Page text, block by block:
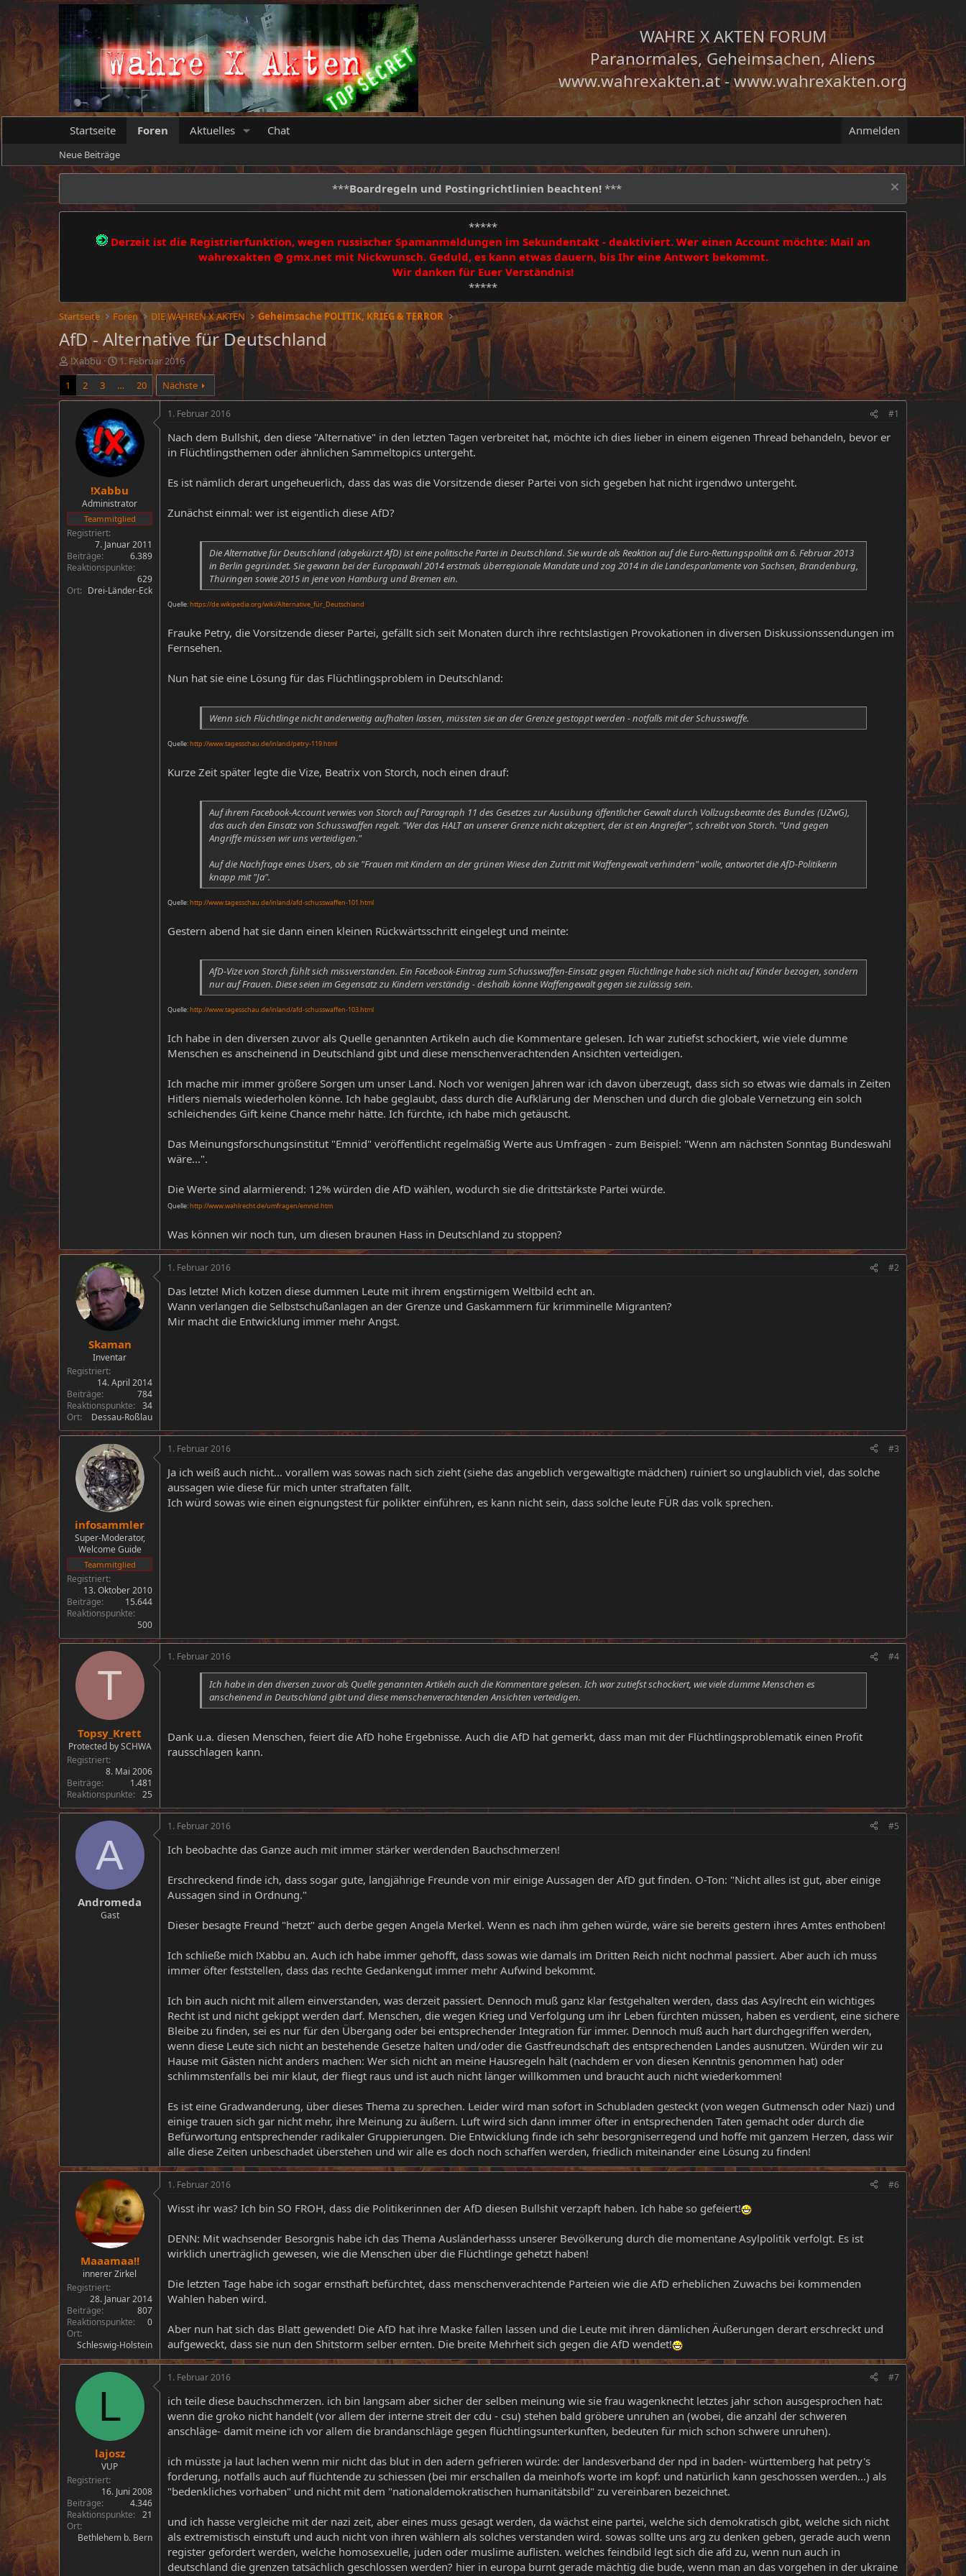
WAHRE X AKTEN FORUM
Paranormales, Geheimsachen, Aliens
www.wahrexakten.at-www.wahrexakten.org
Startseite Foren Aktuelles Chat Anmelden
Neue Beiträge
***Boardregeln und Postingrichtlinien beachten! ***
*****
Derzeit ist die Registrierfunktion, wegen russischer Spamanmeldungen im Sekundentakt - deaktiviert. Wer einen Account möchte: Mail an
wahrexakten @ gmx.net mit Nickwunsch. Geduld, es kann etwas dauern, bis Ihr eine Antwort bekommt.
Wir danken für Euer Verständnis!
*****
Startseite Foren DIE WAHREN X AKTEN Geheimsache POLITIK, KRIEG & TERROR
AfD - Alternative für Deutschland
E
r
t
!Xabbu
E
r
s
t
e
l
l
t
a
m
1. Februar 2016
1
2 3 … 20 Nächste
!Xabbu
Administrator
Teammitglied
Registriert
7. Januar 2011
Beiträge
6.389
Reaktionspunkte
629
Ort
Drei-Länder-Eck
1. Februar 2016 #1
Nach dem Bullshit, den diese "Alternative" in den letzten Tagen verbreitet hat, möchte ich dies lieber in einem eigenen Thread behandeln, bevor er
in Flüchtlingsthemen oder ähnlichen Sammeltopics untergeht.
Es ist nämlich derart ungeheuerlich, dass das was die Vorsitzende dieser Partei von sich gegeben hat nicht irgendwo untergeht.
Zunächst einmal: wer ist eigentlich diese AfD?
Die Alternative für Deutschland (abgekürzt AfD) ist eine politische Partei in Deutschland. Sie wurde als Reaktion auf die Euro-Rettungspolitik am 6. Februar 2013
in Berlin gegründet. Sie gewann bei der Europawahl 2014 erstmals überregionale Mandate und zog 2014 in die Landesparlamente von Sachsen, Brandenburg,
Thüringen sowie 2015 in jene von Hamburg und Bremen ein.
Quelle:https://de.wikipedia.org/wiki/Alternative_für_Deutschland
Frauke Petry, die Vorsitzende dieser Partei, gefällt sich seit Monaten durch ihre rechtslastigen Provokationen in diversen Diskussionssendungen im
Fernsehen.
Nun hat sie eine Lösung für das Flüchtlingsproblem in Deutschland:
Wenn sich Flüchtlinge nicht anderweitig aufhalten lassen, müssten sie an der Grenze gestoppt werden - notfalls mit der Schusswaffe.
Quelle:http://www.tagesschau.de/inland/petry-119.html
Kurze Zeit später legte die Vize, Beatrix von Storch, noch einen drauf:
Auf ihrem Facebook-Account verwies von Storch auf Paragraph 11 des Gesetzes zur Ausübung öffentlicher Gewalt durch Vollzugsbeamte des Bundes (UZwG),
das auch den Einsatz von Schusswaffen regelt. "Wer das HALT an unserer Grenze nicht akzeptiert, der ist ein Angreifer", schreibt von Storch. "Und gegen
Angriffe müssen wir uns verteidigen."
Auf die Nachfrage eines Users, ob sie "Frauen mit Kindern an der grünen Wiese den Zutritt mit Waffengewalt verhindern" wolle, antwortet die AfD-Politikerin
knapp mit "Ja".
Quelle:http://www.tagesschau.de/inland/afd-schusswaffen-101.html
Gestern abend hat sie dann einen kleinen Rückwärtsschritt eingelegt und meinte:
AfD-Vize von Storch fühlt sich missverstanden. Ein Facebook-Eintrag zum Schusswaffen-Einsatz gegen Flüchtlinge habe sich nicht auf Kinder bezogen, sondern
nur auf Frauen. Diese seien im Gegensatz zu Kindern verständig - deshalb könne Waffengewalt gegen sie zulässig sein.
Quelle:http://www.tagesschau.de/inland/afd-schusswaffen-103.html
Ich habe in den diversen zuvor als Quelle genannten Artikeln auch die Kommentare gelesen. Ich war zutiefst schockiert, wie viele dumme
Menschen es anscheinend in Deutschland gibt und diese menschenverachtenden Ansichten verteidigen.
Ich mache mir immer größere Sorgen um unser Land. Noch vor wenigen Jahren war ich davon überzeugt, dass sich so etwas wie damals in Zeiten
Hitlers niemals wiederholen könne. Ich habe geglaubt, dass durch die Aufklärung der Menschen und durch die globale Vernetzung ein solch
schleichendes Gift keine Chance mehr hätte. Ich fürchte, ich habe mich getäuscht.
Das Meinungsforschungsinstitut "Emnid" veröffentlicht regelmäßig Werte aus Umfragen - zum Beispiel: "Wenn am nächsten Sonntag Bundeswahl
wäre...".
Die Werte sind alarmierend: 12% würden die AfD wählen, wodurch sie die drittstärkste Partei würde.
Quelle:http://www.wahlrecht.de/umfragen/emnid.htm
Was können wir noch tun, um diesen braunen Hass in Deutschland zu stoppen?
Skaman
Inventar
Registriert
14. April 2014
Beiträge
784
Reaktionspunkte
34
Ort
Dessau-Roßlau
1. Februar 2016 #2
Das letzte! Mich kotzen diese dummen Leute mit ihrem engstirnigem Weltbild echt an.
Wann verlangen die Selbstschußanlagen an der Grenze und Gaskammern für krimminelle Migranten?
Mir macht die Entwicklung immer mehr Angst.
infosammler
Super-Moderator,
Welcome Guide
Teammitglied
Registriert
13. Oktober 2010
Beiträge
15.644
Reaktionspunkte
500
1. Februar 2016 #3
Ja ich weiß auch nicht... vorallem was sowas nach sich zieht (siehe das angeblich vergewaltigte mädchen) ruiniert so unglaublich viel, das solche
aussagen wie diese für mich unter straftaten fällt.
Ich würd sowas wie einen eignungstest für polikter einführen, es kann nicht sein, dass solche leute FÜR das volk sprechen.
T
Topsy_Krett
Protected by SCHWA
Registriert
8. Mai 2006
Beiträge
1.481
Reaktionspunkte
25
1. Februar 2016 #4
Ich habe in den diversen zuvor als Quelle genannten Artikeln auch die Kommentare gelesen. Ich war zutiefst schockiert, wie viele dumme Menschen es
anscheinend in Deutschland gibt und diese menschenverachtenden Ansichten verteidigen.
Dank u.a. diesen Menschen, feiert die AfD hohe Ergebnisse. Auch die AfD hat gemerkt, dass man mit der Flüchtlingsproblematik einen Profit
rausschlagen kann.
A
Andromeda
Gast
1. Februar 2016 #5
Ich beobachte das Ganze auch mit immer stärker werdenden Bauchschmerzen!
Erschreckend finde ich, dass sogar gute, langjährige Freunde von mir einige Aussagen der AfD gut finden. O-Ton: "Nicht alles ist gut, aber einige
Aussagen sind in Ordnung."
Dieser besagte Freund "hetzt" auch derbe gegen Angela Merkel. Wenn es nach ihm gehen würde, wäre sie bereits gestern ihres Amtes enthoben!
Ich schließe mich !Xabbu an. Auch ich habe immer gehofft, dass sowas wie damals im Dritten Reich nicht nochmal passiert. Aber auch ich muss
immer öfter feststellen, dass das rechte Gedankengut immer mehr Aufwind bekommt.
Ich bin auch nicht mit allem einverstanden, was derzeit passiert. Dennoch muß ganz klar festgehalten werden, dass das Asylrecht ein wichtiges
Recht ist und nicht gekippt werden darf. Menschen, die wegen Krieg und Verfolgung um ihr Leben fürchten müssen, haben es verdient, eine sichere
Bleibe zu finden, sei es nur für den Übergang oder bei entsprechender Integration für immer. Dennoch muß auch hart durchgegriffen werden,
wenn diese Leute sich nicht an bestehende Gesetze halten und/oder die Gastfreundschaft des entsprechenden Landes ausnutzen. Würden wir zu
Hause mit Gästen nicht anders machen: Wer sich nicht an meine Hausregeln hält (nachdem er von diesen Kenntnis genommen hat) oder
schlimmstenfalls bei mir klaut, der fliegt raus und ist auch nicht länger willkommen und braucht auch nicht wiederkommen!
Es ist eine Gradwanderung, über dieses Thema zu sprechen. Leider wird man sofort in Schubladen gesteckt (von wegen Gutmensch oder Nazi) und
einige trauen sich gar nicht mehr, ihre Meinung zu äußern. Luft wird sich dann immer öfter in entsprechenden Taten gemacht oder durch die
Befürwortung entsprechender radikaler Gruppierungen. Die Entwicklung finde ich sehr besorgniserregend und hoffe mit ganzem Herzen, dass wir
alle diese Zeiten unbeschadet überstehen und wir alle es doch noch schaffen werden, friedlich miteinander eine Lösung zu finden!
Maaamaa!!
innerer Zirkel
Registriert
28. Januar 2014
Beiträge
807
Reaktionspunkte
0
Ort
Schleswig-Holstein
1. Februar 2016 #6
Wisst ihr was? Ich bin SO FROH, dass die Politikerinnen der AfD diesen Bullshit verzapft haben. Ich habe so gefeiert!
DENN: Mit wachsender Besorgnis habe ich das Thema Ausländerhasss unserer Bevölkerung durch die momentane Asylpolitik verfolgt. Es ist
wirklich unerträglich gewesen, wie die Menschen über die Flüchtlinge gehetzt haben!
Die letzten Tage habe ich sogar ernsthaft befürchtet, dass menschenverachtende Parteien wie die AfD erheblichen Zuwachs bei kommenden
Wahlen haben wird.
Aber nun hat sich das Blatt gewendet! Die AfD hat ihre Maske fallen lassen und die Leute mit ihren dämlichen Äußerungen derart erschreckt und
aufgeweckt, dass sie nun den Shitstorm selber ernten. Die breite Mehrheit sich gegen die AfD wendet!
L
lajosz
VUP
Registriert
16. Juni 2008
Beiträge
4.346
Reaktionspunkte
21
Ort
Bethlehem b. Bern
1. Februar 2016 #7
ich teile diese bauchschmerzen. ich bin langsam aber sicher der selben meinung wie sie frau wagenknecht letztes jahr schon ausgesprochen hat:
wenn die groko nicht handelt (vor allem der interne streit der cdu - csu) stehen bald gröbere unruhen an (wobei, die anzahl der schweren
anschläge- damit meine ich vor allem die brandanschläge gegen flüchtlingsunterkunften, bedeuten für mich schon schwere unruhen).
ich müsste ja laut lachen wenn mir nicht das blut in den adern gefrieren würde: der landesverband der npd in baden- württemberg hat petry's
forderung, notfalls auch auf flüchtende zu schiessen (bei mir erschallen da meinhofs worte im kopf: und natürlich kann geschossen werden...) als
"bedenkliches vorhaben" und nicht mit dem "nationaldemokratischen humanitätsbild" zu vereinbaren bezeichnet.
und ich hasse vergleiche mit der nazi zeit, aber eines muss gesagt werden, da wächst eine partei, welche sich demokratisch gibt, welche sich nicht
als extremistisch einstuft und auch nicht von ihren wählern als solches verstanden wird. sowas sollte uns arg zu denken geben, gerade auch wenn
register gefordert werden, welche homosexuelle, juden oder muslime auflisten. welches feindbild legt sich die afd zu, wenn nun auch in
deutschland die grenzen tatsächlich geschlossen werden? hier in europa burnt gerade mächtig die bude, wenn man an das vorgehen in der ukraine